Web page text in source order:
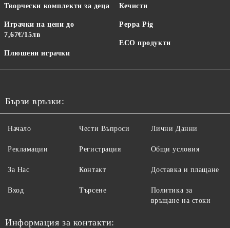
Творчески комплекти за деца
Играчки на цени до
7,67€/15лв
Плюшени играчки
Кечисти
Peppa Pig
ECO продукти
Бързи връзки:
Начало
Рекламации
За Нас
Вход
Чести Въпроси
Регистрация
Контакт
Търсене
Лични Данни
Общи условия
Доставка и плащане
Политика за
връщане на стоки
Информация за контакти: